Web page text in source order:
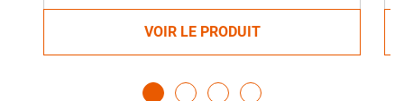
VOIR LE PRODUIT